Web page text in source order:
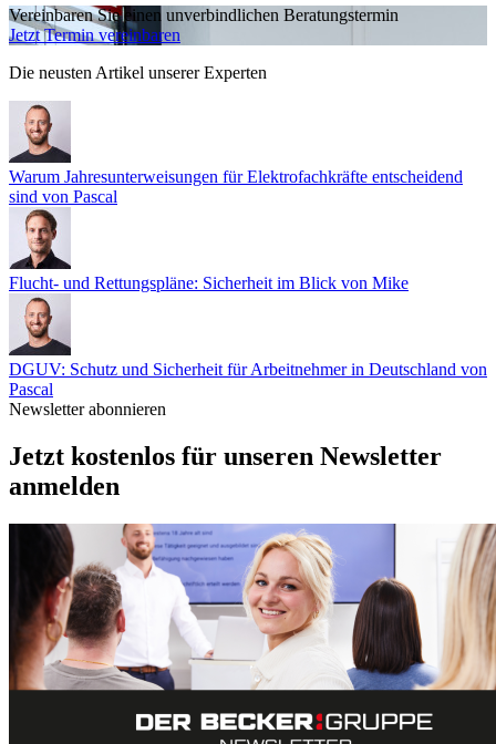
Vereinbaren Sie einen unverbindlichen Beratungstermin
Jetzt Termin vereinbaren
Die neusten Artikel unserer Experten
Warum Jahresunterweisungen für Elektrofachkräfte entscheidend
sind von Pascal
Flucht- und Rettungspläne: Sicherheit im Blick von Mike
DGUV: Schutz und Sicherheit für Arbeitnehmer in Deutschland von
Pascal
Newsletter abonnieren
Jetzt kostenlos für unseren Newsletter
anmelden